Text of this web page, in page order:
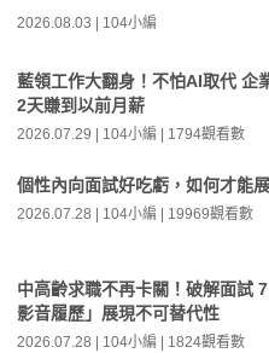
2026.08.03 | 104小編
藍領工作大翻身！不怕AI取代 企
2天賺到以前月薪
2026.07.29 | 104小編 | 1794觀看數
個性內向面試好吃虧，如何才能
2026.07.28 | 104小編 | 19969觀看數
中高齡求職不再卡關！破解面試
影音履歷」展現不可替代性
2026.07.28 | 104小編 | 1824觀看數